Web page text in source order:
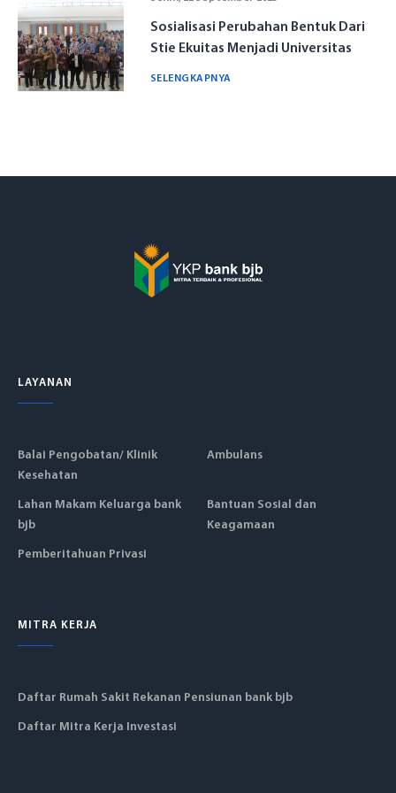
Sosialisasi Perubahan Bentuk Dari
Stie Ekuitas Menjadi Universitas
SELENGKAPNYA
LAYANAN
Balai Pengobatan/ Klinik
Kesehatan
Ambulans
Lahan Makam Keluarga bank
bjb
Bantuan Sosial dan
Keagamaan
Pemberitahuan Privasi
MITRA KERJA
Daftar Rumah Sakit Rekanan Pensiunan bank bjb
Daftar Mitra Kerja Investasi